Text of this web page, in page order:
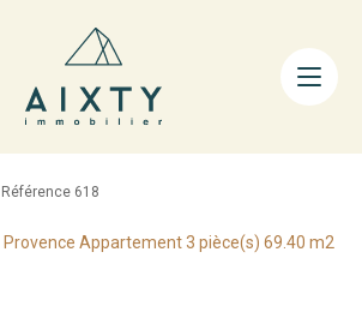
ACHETER
LA MÉTHODE
Référence 618